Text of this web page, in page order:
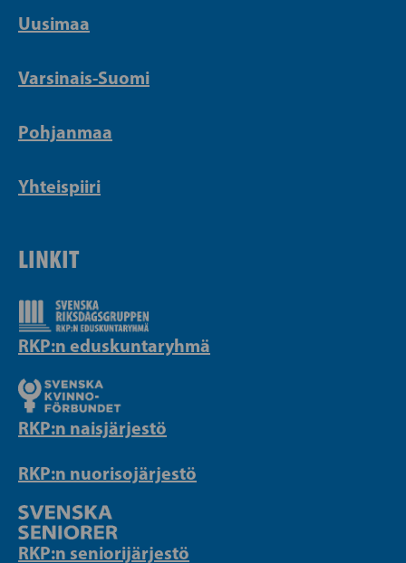
Uusimaa
Varsinais-Suomi
Pohjanmaa
Yhteispiiri
LINKIT
RKP:n eduskuntaryhmä
RKP:n naisjärjestö
RKP:n nuorisojärjestö
RKP:n seniorijärjestö